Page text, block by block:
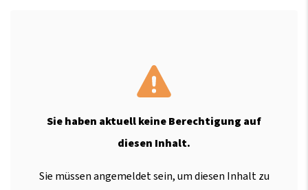
Sie haben aktuell keine Berechtigung auf
diesen Inhalt.
Sie müssen angemeldet sein, um diesen Inhalt zu